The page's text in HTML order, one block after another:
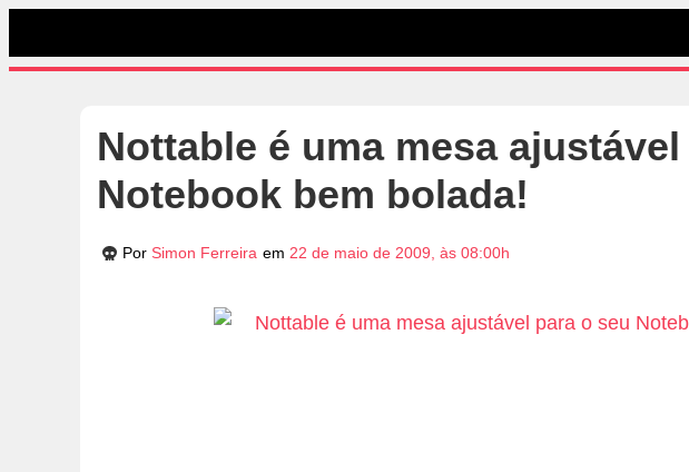
Nottable é uma mesa
Notebook bem bolada!
Por Simon Ferreira em 22 de maio de 2009, às 08:00h